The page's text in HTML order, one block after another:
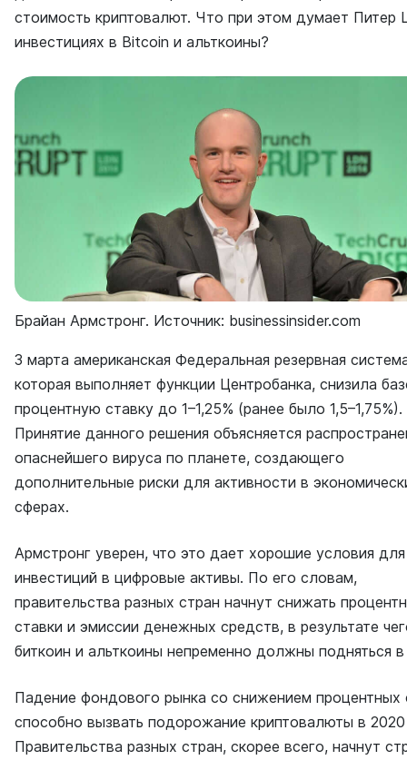
стоимость криптовалют. Что при этом думает
инвестициях в Bitcoin и альткоины?
Брайан Армстронг. Источник: businessinsider.com
3 марта американская Федеральная резервная
которая выполняет функции Центробанка, снизила
процентную ставку до 1–1,25% (ранее было 1,5–1,75%).
Принятие данного решения объясняется
опаснейшего вируса по планете, создающего
дополнительные риски для активности в
сферах.
Армстронг уверен, что это дает хорошие условия для
инвестиций в цифровые активы. По его словам,
правительства разных стран начнут снижать
ставки и эмиссии денежных средств, в результате
биткоин и альткоины непременно должны подняться
Падение фондового рынка со снижением процентных
способно вызвать подорожание криптовалюты в
Правительства разных стран, скорее всего, начнут